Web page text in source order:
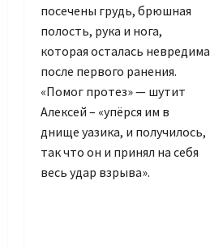
посечены грудь, брюшная
полость, рука и нога,
которая осталась невредима
после первого ранения.
«Помог протез» — шутит
Алексей – «упёрся им в
днище уазика, и получилось,
так что он и принял на себя
весь удар взрыва».